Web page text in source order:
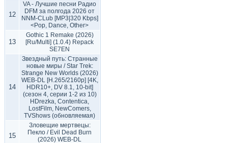
12
VA - Лучшие песни Радио
DFM за полгода 2026 от
NNM-CLub [MP3|320 Kbps]
<Pop, Dance, Other>
13
Gothic 1 Remake (2026)
[Ru/Multi] (1.0.4) Repack
SE7EN
14
Звездный путь: Странные
новые миры / Star Trek:
Strange New Worlds (2026)
WEB-DL [H.265/2160p] [4K,
HDR10+, DV 8.1, 10-bit]
(сезон 4, серии 1-2 из 10)
HDrezka, Contentica,
LostFilm, NewComers,
TVShows (обновляемая)
15
Зловещие мертвецы:
Пекло / Evil Dead Burn
(2026) WEB-DL